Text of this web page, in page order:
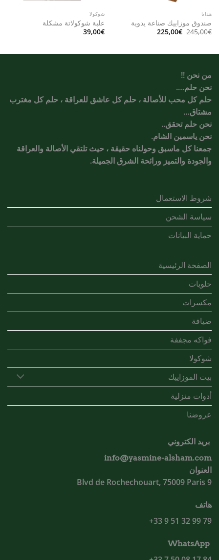
هدايا
صندوق موزاييك صناعة يدوية
245,00€ السعر
الأصلي
225,00€ السعر
شوكولا
علبة شوكولاتة مشكلة
39,00€
من نحن !!
نحن حلم….
حلم كل محب للأصالة ، حلم كل عاشق للعراقة ، حلم كل مغترب
مشتاق…
نحن حلم تحقق..
نحن ياسمين الشام.
جمعنا كل ماسبق وحولناه حقيقة ، حيث تلتقي الأصالة والعراقة
والجودة والتميز ورائحة الشرق الجميلة.
شروط الاستعمال
سياسة الشحن
حماية البيانات
الصفحة الرئيسية
حلويات
مكسرات
ضيافة
فواكه مجففة
شوكولا
بيت الموزاييك
أدوات منزلية
عروضنا
بريد الكتروني
info@yasmine-alsham.com
العنوان
9 Blvd de Rochechouart, 75009 Paris
هاتف
79 99 32 51 9 33+